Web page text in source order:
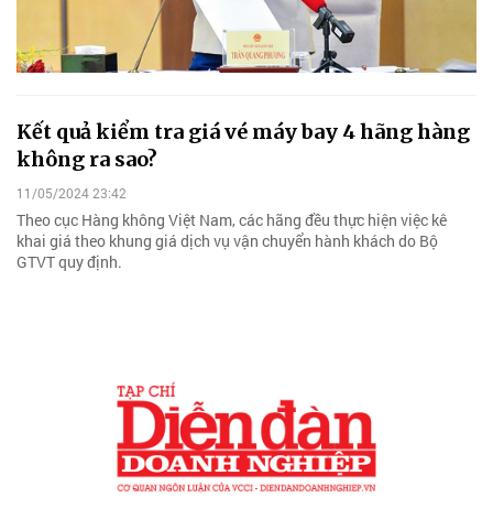
Kết quả kiểm tra giá vé máy bay 4 hãng hàng
không ra sao?
11/05/2024 23:42
Theo cục Hàng không Việt Nam, các hãng đều thực hiện việc kê
khai giá theo khung giá dịch vụ vận chuyển hành khách do Bộ
GTVT quy định.